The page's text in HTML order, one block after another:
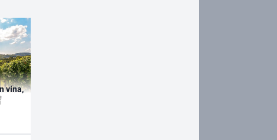
vína,